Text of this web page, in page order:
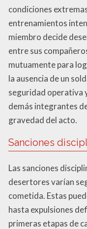
condiciones
entrenamientos
miembro decide
entre sus
mutuamente para
la ausencia de un
seguridad operativa
demás integrantes
gravedad del acto.
Sanciones
Las sanciones
desertores varían
cometida. Estas
hasta expulsiones
primeras etapas de